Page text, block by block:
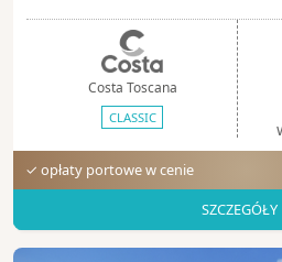
Costa Toscana
CLASSIC
✓ opłaty portowe w cenie
SZCZEGÓŁY